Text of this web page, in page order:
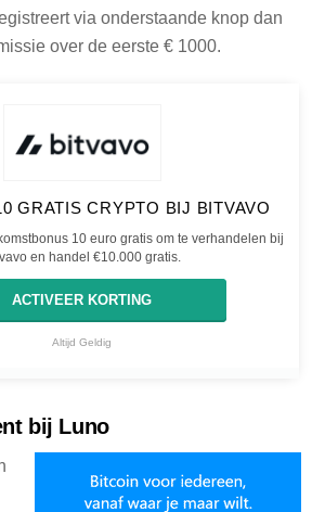
via onderstaande knop dan
over de eerste € 1000.
GRATIS CRYPTO BIJ BITVAVO
10 euro gratis om te verhandelen bij
en handel €10.000 gratis.
ACTIVEER KORTING
Altijd Geldig
bij Luno